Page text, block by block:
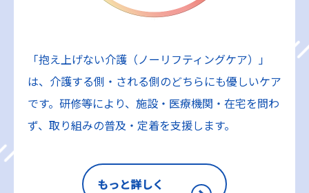
「抱え上げない介護（ノーリフティングケア）」
は、介護する側・される側のどちらにも優しいケア
です。研修等により、施設・医療機関・在宅を問わ
ず、取り組みの普及・定着を支援します。
もっと詳しく